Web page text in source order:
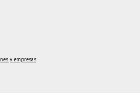
y empresas